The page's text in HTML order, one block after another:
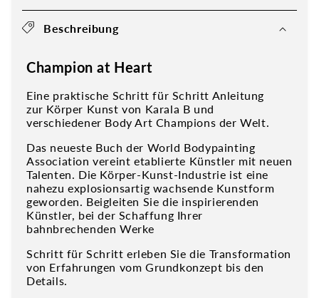
Beschreibung
Champion at Heart
Eine praktische Schritt für Schritt Anleitung
zur Körper Kunst von Karala B und
verschiedener Body Art Champions der Welt.
Das neueste Buch der World Bodypainting
Association vereint etablierte Künstler mit neuen
Talenten. Die Körper-Kunst-Industrie ist eine
nahezu explosionsartig wachsende Kunstform
geworden. Beigleiten Sie die inspirierenden
Künstler, bei der Schaffung Ihrer
bahnbrechenden Werke
Schritt für Schritt erleben Sie die Transformation
von Erfahrungen vom Grundkonzept bis den
Details.